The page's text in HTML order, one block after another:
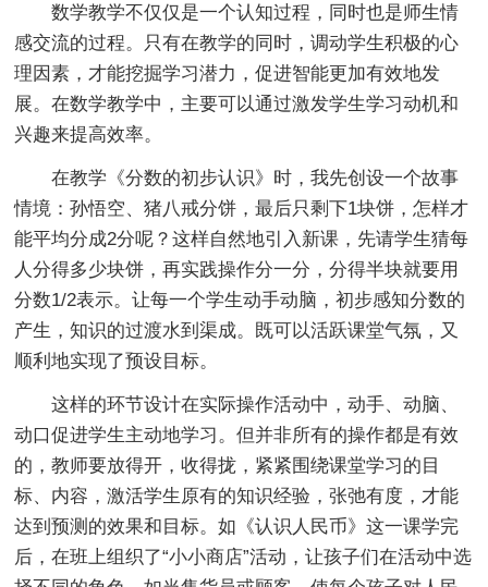
数学教学不仅仅是一个认知过程，同时也是师生情
感交流的过程。只有在教学的同时，调动学生积极的心
理因素，才能挖掘学习潜力，促进智能更加有效地发
展。在数学教学中，主要可以通过激发学生学习动机和
兴趣来提高效率。
在教学《分数的初步认识》时，我先创设一个故事
情境：孙悟空、猪八戒分饼，最后只剩下1块饼，怎样才
能平均分成2分呢？这样自然地引入新课，先请学生猜每
人分得多少块饼，再实践操作分一分，分得半块就要用
分数1/2表示。让每一个学生动手动脑，初步感知分数的
产生，知识的过渡水到渠成。既可以活跃课堂气氛，又
顺利地实现了预设目标。
这样的环节设计在实际操作活动中，动手、动脑、
动口促进学生主动地学习。但并非所有的操作都是有效
的，教师要放得开，收得拢，紧紧围绕课堂学习的目
标、内容，激活学生原有的知识经验，张弛有度，才能
达到预测的效果和目标。如《认识人民币》这一课学完
后，在班上组织了“小小商店”活动，让孩子们在活动中选